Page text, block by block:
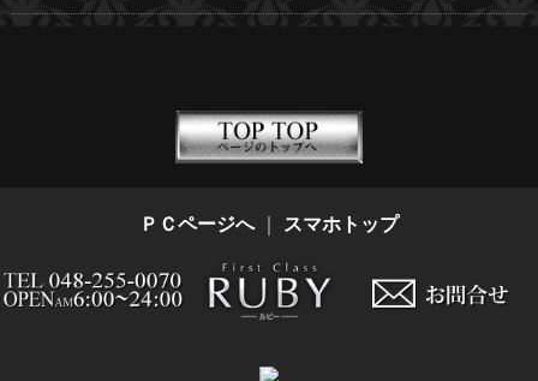
ＰＣページへ｜ スマホトップ